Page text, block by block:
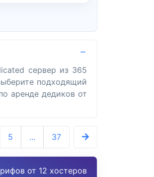
сервер из 365
подходящий
аренде дедиков от
5 ... 37
от 12 хостеров